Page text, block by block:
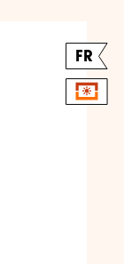
FR